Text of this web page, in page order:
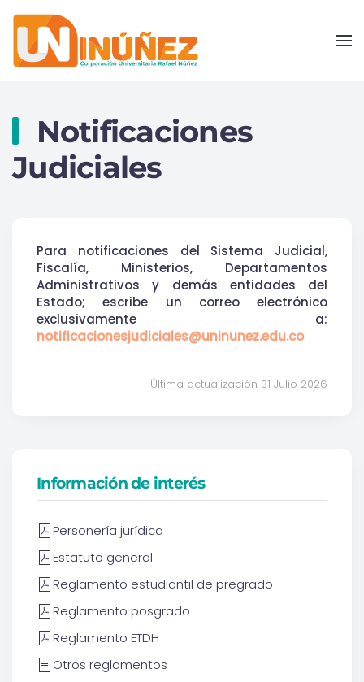
Skip to main content
Notificaciones
Judiciales
Para notificaciones del Sistema Judicial,
Fiscalía, Ministerios, Departamentos
Administrativos y demás entidades del
Estado; escribe un correo electrónico
exclusivamente a:
notificacionesjudiciales@uninunez.edu.co
Última actualización 31 Julio 2026
Información de interés
Personería jurídica
Estatuto general
Reglamento estudiantil de pregrado
Reglamento posgrado
Reglamento ETDH
Otros reglamentos